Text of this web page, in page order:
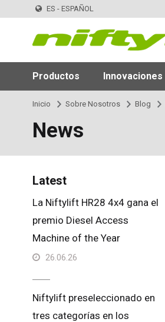
ES - ESPAÑOL
Productos Innovaciones
Inicio Sobre Nosotros Blog
News
Latest
La Niftylift HR28 4x4 gana el
premio Diesel Access
Machine of the Year
26.06.26
Niftylift preseleccionado en
tres categorías en los